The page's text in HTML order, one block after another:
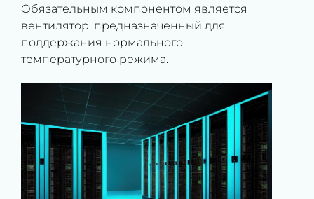
Обязательным компонентом является
вентилятор, предназначенный для
поддержания нормального
температурного режима.